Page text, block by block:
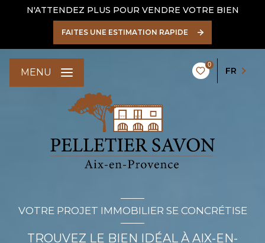
N'ATTENDEZ PLUS POUR VENDRE VOTRE BIEN
FAITES UNE ESTIMATION RAPIDE
0
FR
MENU
VOTRE PROJET IMMOBILIER SE CONCRÉTISE
TROUVEZ LE BIEN IDÉAL À AIX-EN-